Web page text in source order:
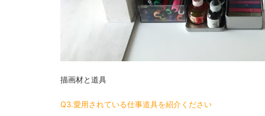
描画材と道具
Q3.愛用されている仕事道具を紹介ください